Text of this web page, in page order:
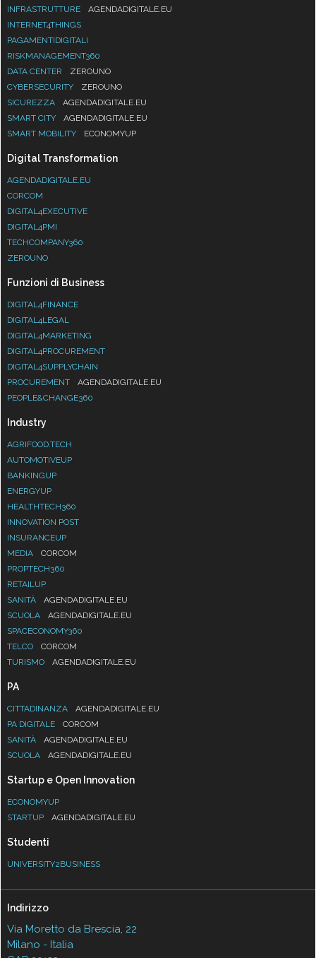
INFRASTRUTTURE
AGENDADIGITALE.EU
INTERNET4THINGS
PAGAMENTIDIGITALI
RISKMANAGEMENT360
DATA CENTER
ZEROUNO
CYBERSECURITY
ZEROUNO
SICUREZZA
AGENDADIGITALE.EU
SMART CITY
AGENDADIGITALE.EU
SMART MOBILITY
ECONOMYUP
Digital Transformation
AGENDADIGITALE.EU
CORCOM
DIGITAL4EXECUTIVE
DIGITAL4PMI
TECHCOMPANY360
ZEROUNO
Funzioni di Business
DIGITAL4FINANCE
DIGITAL4LEGAL
DIGITAL4MARKETING
DIGITAL4PROCUREMENT
DIGITAL4SUPPLYCHAIN
PROCUREMENT
AGENDADIGITALE.EU
PEOPLE&CHANGE360
Industry
AGRIFOOD.TECH
AUTOMOTIVEUP
BANKINGUP
ENERGYUP
HEALTHTECH360
INNOVATION POST
INSURANCEUP
MEDIA
CORCOM
PROPTECH360
RETAILUP
SANITÀ
AGENDADIGITALE.EU
SCUOLA
AGENDADIGITALE.EU
SPACECONOMY360
TELCO
CORCOM
TURISMO
AGENDADIGITALE.EU
PA
CITTADINANZA
AGENDADIGITALE.EU
PA DIGITALE
CORCOM
SANITÀ
AGENDADIGITALE.EU
SCUOLA
AGENDADIGITALE.EU
Startup e Open Innovation
ECONOMYUP
STARTUP
AGENDADIGITALE.EU
Studenti
UNIVERSITY2BUSINESS
Indirizzo
Via Moretto da Brescia, 22
Milano - Italia